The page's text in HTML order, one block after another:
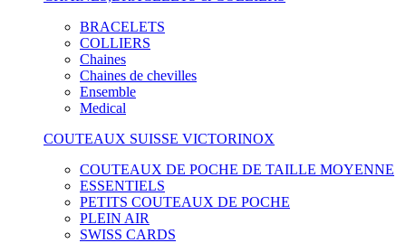
BRACELETS
COLLIERS
Chaines
Chaines de chevilles
Ensemble
Medical
COUTEAUX SUISSE VICTORINOX
COUTEAUX DE POCHE DE TAILLE MOYENNE
ESSENTIELS
PETITS COUTEAUX DE POCHE
PLEIN AIR
SWISS CARDS